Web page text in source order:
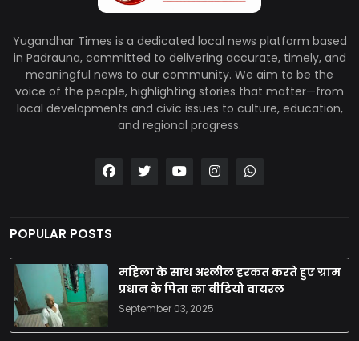
Yugandhar Times is a dedicated local news platform based
in Padrauna, committed to delivering accurate, timely, and
meaningful news to our community. We aim to be the
voice of the people, highlighting stories that matter—from
local developments and civic issues to culture, education,
and regional progress.
POPULAR POSTS
महिला के साथ अश्लील हरकत करते हुए ग्राम
प्रधान के पिता का वीडियो वायरल
September 03, 2025